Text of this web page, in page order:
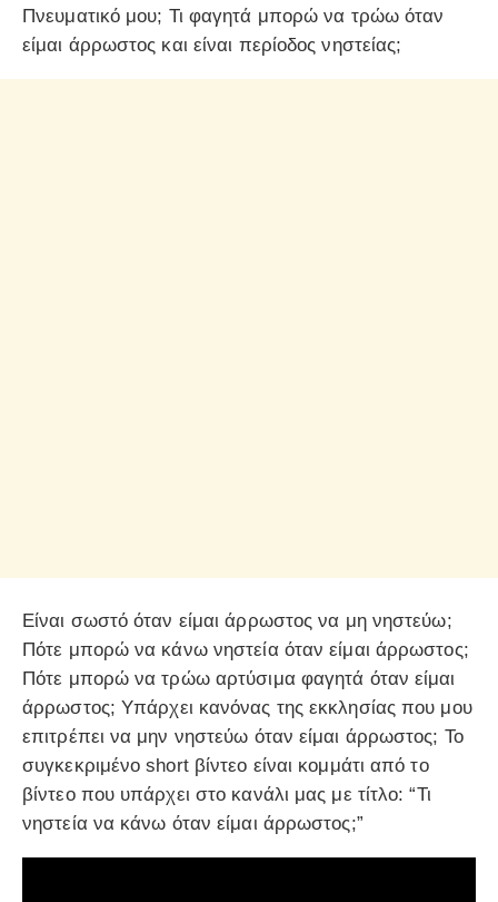
Πνευματικό μου; Τι φαγητά μπορώ να τρώω όταν
είμαι άρρωστος και είναι περίοδος νηστείας;
Είναι σωστό όταν είμαι άρρωστος να μη νηστεύω;
Πότε μπορώ να κάνω νηστεία όταν είμαι άρρωστος;
Πότε μπορώ να τρώω αρτύσιμα φαγητά όταν είμαι
άρρωστος; Υπάρχει κανόνας της εκκλησίας που μου
επιτρέπει να μην νηστεύω όταν είμαι άρρωστος; Το
συγκεκριμένο short βίντεο είναι κομμάτι από το
βίντεο που υπάρχει στο κανάλι μας με τίτλο: “Τι
νηστεία να κάνω όταν είμαι άρρωστος;”